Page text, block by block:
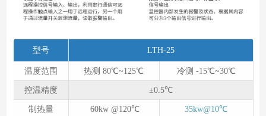
型号 LTH-25
温度范围 热测 80℃~125℃ 冷测 -15℃~30℃
控温精度 ±0.5℃
制热量 60kw @120℃ 35kw@10℃